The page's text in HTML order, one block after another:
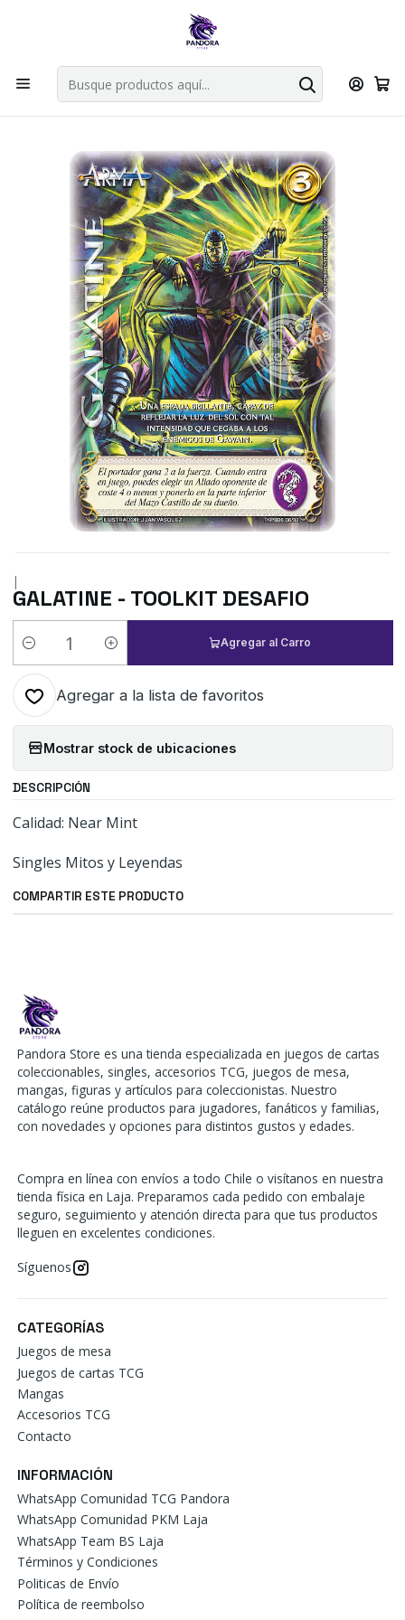
Por compras en cartas singles superiores a 49.990 el envio es
Explorar singles
Inicio Juegos de cartas TCG Mitos y Leyendas TCG
Singles Primer Bloque MYL Armas
|
GALATINE - TOOLKIT DESAFIO
Cantidad
Agregar al Carro
Agregar a la lista de favoritos
Mostrar stock de ubicaciones
DESCRIPCIÓN
Calidad: Near Mint
Singles Mitos y Leyendas
COMPARTIR ESTE PRODUCTO
Pandora Store es una tienda especializada en juegos de cartas
coleccionables, singles, accesorios TCG, juegos de mesa,
mangas, figuras y artículos para coleccionistas. Nuestro
catálogo reúne productos para jugadores, fanáticos y familias,
con novedades y opciones para distintos gustos y edades.
Compra en línea con envíos a todo Chile o visítanos en nuestra
tienda física en Laja. Preparamos cada pedido con embalaje
seguro, seguimiento y atención directa para que tus productos
lleguen en excelentes condiciones.
Síguenos
CATEGORÍAS
Juegos de mesa
Juegos de cartas TCG
Mangas
Accesorios TCG
Contacto
INFORMACIÓN
WhatsApp Comunidad TCG Pandora
WhatsApp Comunidad PKM Laja
WhatsApp Team BS Laja
Términos y Condiciones
Politicas de Envío
Política de reembolso